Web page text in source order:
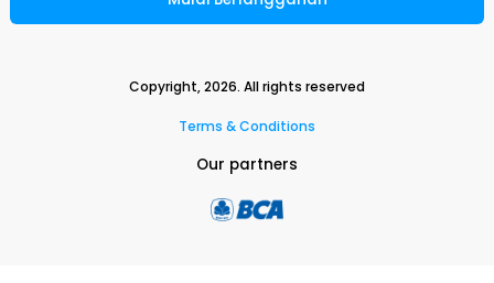
Copyright,2026. All rights reserved
Terms & Conditions
Our partners